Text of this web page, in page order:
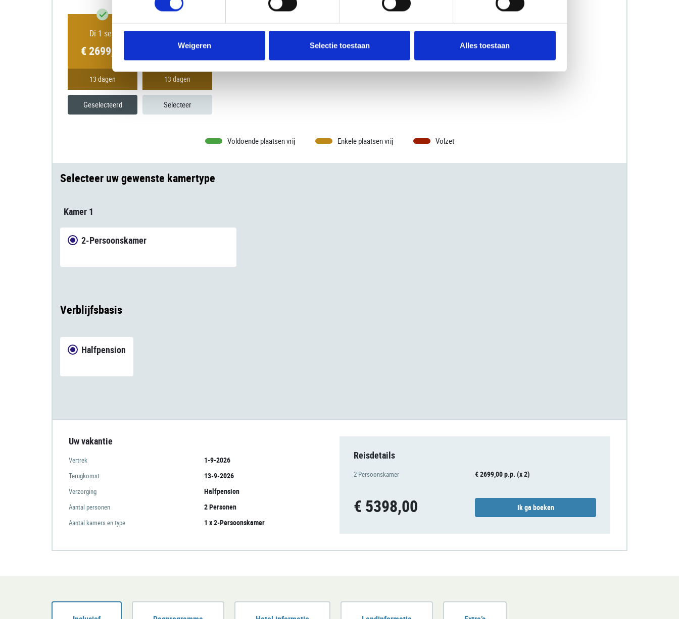
Weigeren Selectie toestaan Alles toestaan
Di 1 sep
€ 2699,00
13 dagen
Geselecteerd
Ma 21 sep
€ 2699,00
13 dagen
Selecteer
Voldoende plaatsen vrij Enkele plaatsen vrij Volzet
Selecteer uw gewenste kamertype
Kamer 1
2-Persoonskamer
Verblijfsbasis
Halfpension
Uw vakantie
Vertrek 1-9-2026
Terugkomst 13-9-2026
Verzorging Halfpension
Aantal personen 2 Personen
Aantal kamers en type 1 x 2-Persoonskamer
Reisdetails
2-Persoonskamer € 2699,00 p.p. (x 2)
€ 5398,00 Ik ga boeken